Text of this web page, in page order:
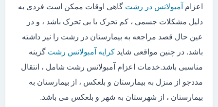
اعزام آمبولانس در رشت گاهی اوقات ممکن است فردی به
دلیل مشکلات جسمی ، کم تحرک یا بی تحرک باشد ، و در
عین حال قصد مراجعه به بیمارستان در رشت را نیز داشته
باشد. در چنین مواقعی شاید کرایه آمبولانس رشت گزینه
مناسبی باشد.خدمات اعزام آمبولانس رشت شامل ، انتقال
مددجو از منزل به بیمارستان و بلعکس ، از بیمارستان به
بیمارستان ، از شهرستان به شهر و بلعکس می باشد.